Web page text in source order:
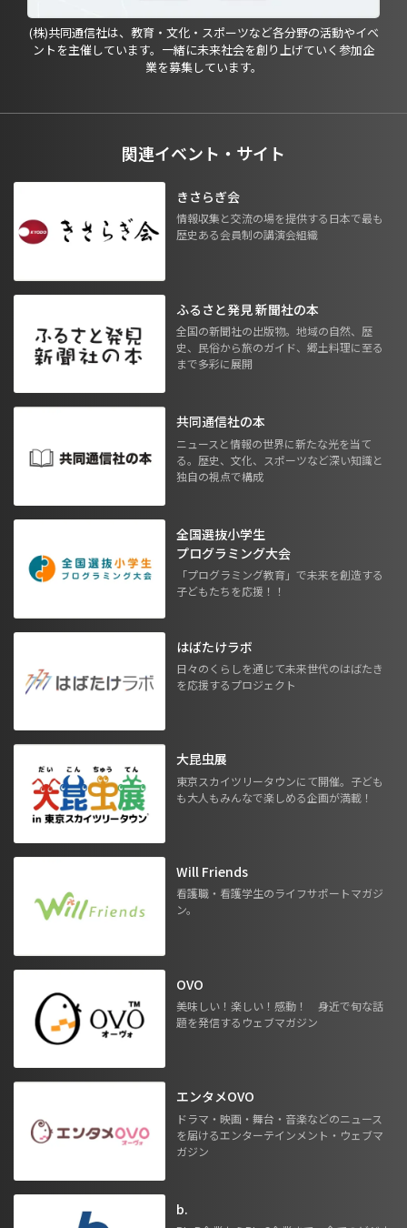
(株)共同通信社は、教育・文化・スポーツなど各分野の活動やイベ
ントを主催しています。一緒に未来社会を創り上げていく参加企
業を募集しています。
関連イベント・サイト
きさらぎ会
情報収集と交流の場を提供する日本で最も
歴史ある会員制の講演会組織
ふるさと発見 新聞社の本
全国の新聞社の出版物。地域の自然、歴
史、民俗から旅のガイド、郷土料理に至る
まで多彩に展開
共同通信社の本
ニュースと情報の世界に新たな光を当て
る。歴史、文化、スポーツなど深い知識と
独自の視点で構成
全国選抜小学生
プログラミング大会
「プログラミング教育」で未来を創造する
子どもたちを応援！！
はばたけラボ
日々のくらしを通じて未来世代のはばたき
を応援するプロジェクト
大昆虫展
東京スカイツリータウンにて開催。子ども
も大人もみんなで楽しめる企画が満載！
Will Friends
看護職・看護学生のライフサポートマガジ
ン。
OVO
美味しい！楽しい！感動！ 身近で旬な話
題を発信するウェブマガジン
エンタメOVO
ドラマ・映画・舞台・音楽などのニュース
を届けるエンターテインメント・ウェブマ
ガジン
b.